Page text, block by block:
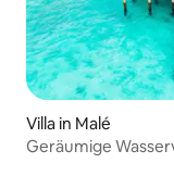
Villa in Malé
Geräumige